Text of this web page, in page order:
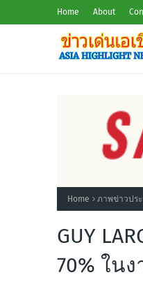
Home About
Home ภาพข่าวปร
GUY
70% ใน